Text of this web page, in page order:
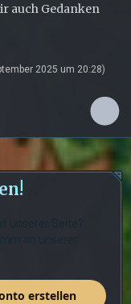
auch Gedanken
2025 um 20:28)
erstellen